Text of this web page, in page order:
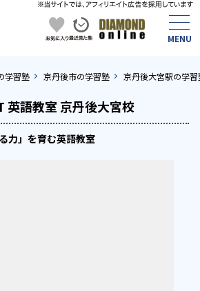
学習塾 京丹後市の学習塾 京丹後大宮駅の学習
英語教室 京丹後大宮校
力」を育む英語教室